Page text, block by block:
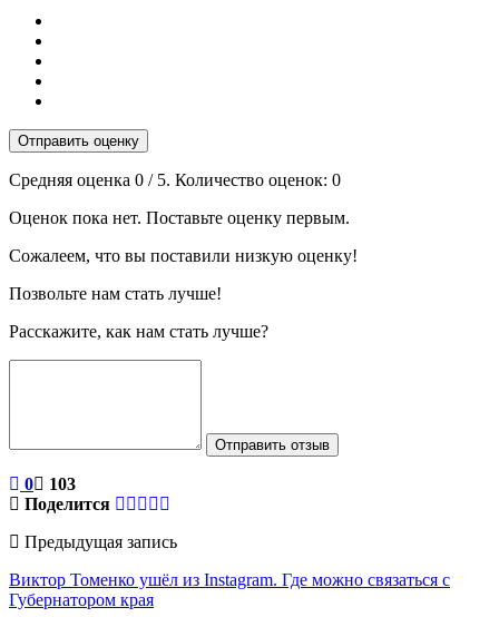
Отправить оценку
Средняя оценка 0 / 5. Количество оценок: 0
Оценок пока нет. Поставьте оценку первым.
Сожалеем, что вы поставили низкую оценку!
Позвольте нам стать лучше!
Расскажите, как нам стать лучше?
Отправить отзыв
0
103
Поделится
Предыдущая запись
Виктор Томенко ушёл из Instagram. Где можно связаться с
Губернатором края